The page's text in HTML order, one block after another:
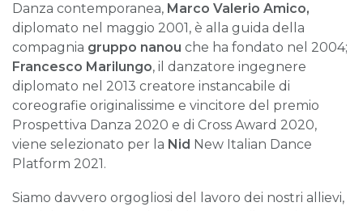
Danza contemporanea, Marco Valerio Amico,
diplomato nel maggio 2001, è alla guida della
compagnia gruppo nanou che ha fondato nel 2004;
Francesco Marilungo, il danzatore ingegnere
diplomato nel 2013 creatore instancabile di
coreografie originalissime e vincitore del premio
Prospettiva Danza 2020 e di Cross Award 2020,
viene selezionato per la Nid New Italian Dance
Platform 2021.
Siamo davvero orgogliosi del lavoro dei nostri allievi,